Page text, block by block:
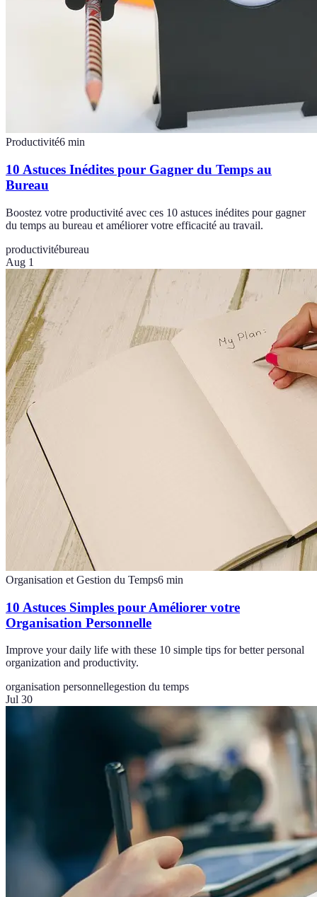
Productivité6 min
10 Astuces Inédites pour Gagner du Temps au
Bureau
Boostez votre productivité avec ces 10 astuces inédites pour gagner
du temps au bureau et améliorer votre efficacité au travail.
productivitébureau
Aug 1
Organisation et Gestion du Temps6 min
10 Astuces Simples pour Améliorer votre
Organisation Personnelle
Improve your daily life with these 10 simple tips for better personal
organization and productivity.
organisation personnellegestion du temps
Jul 30